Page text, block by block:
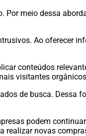
meio dessa
Ao oferecer
conteúdos
visitantes
de busca. Dessa
podem
realizar novas